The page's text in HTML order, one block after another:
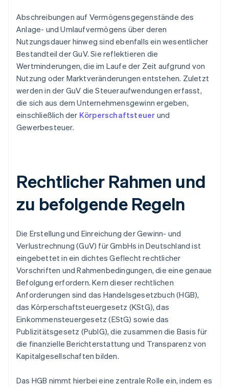
Abschreibungen auf Vermögensgegenstände des
Anlage- und Umlaufvermögens über deren
Nutzungsdauer hinweg sind ebenfalls ein wesentlicher
Bestandteil der GuV. Sie reflektieren die
Wertminderungen, die im Laufe der Zeit aufgrund von
Nutzung oder Marktveränderungen entstehen. Zuletzt
werden in der GuV die Steueraufwendungen erfasst,
die sich aus dem Unternehmensgewinn ergeben,
einschließlich der Körperschaftsteuer und
Gewerbesteuer.
Rechtlicher Rahmen und
zu befolgende Regeln
Die Erstellung und Einreichung der Gewinn- und
Verlustrechnung (GuV) für GmbHs in Deutschland ist
eingebettet in ein dichtes Geflecht rechtlicher
Vorschriften und Rahmenbedingungen, die eine genaue
Befolgung erfordern. Kern dieser rechtlichen
Anforderungen sind das Handelsgesetzbuch (HGB),
das Körperschaftsteuergesetz (KStG), das
Einkommensteuergesetz (EStG) sowie das
Publizitätsgesetz (PublG), die zusammen die Basis für
die finanzielle Berichterstattung und Transparenz von
Kapitalgesellschaften bilden.
Das HGB nimmt hierbei eine zentrale Rolle ein, indem es